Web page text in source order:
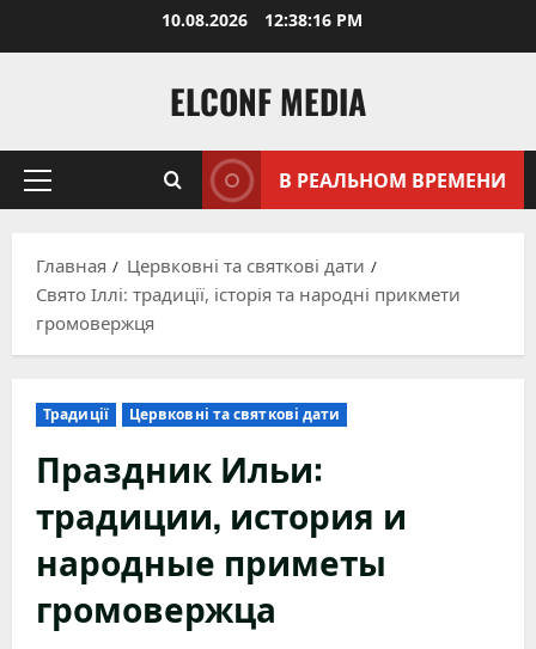
10.08.2026 12:38:17 PM
ELCONF MEDIA
Основное
В РЕАЛЬНОМ ВРЕМЕНИ
Главная
Цервковні та святкові дати
Свято Іллі: традиції, історія та народні прикмети
громовержця
Традиції Цервковні та святкові дати
Праздник Ильи:
традиции, история и
народные приметы
громовержца